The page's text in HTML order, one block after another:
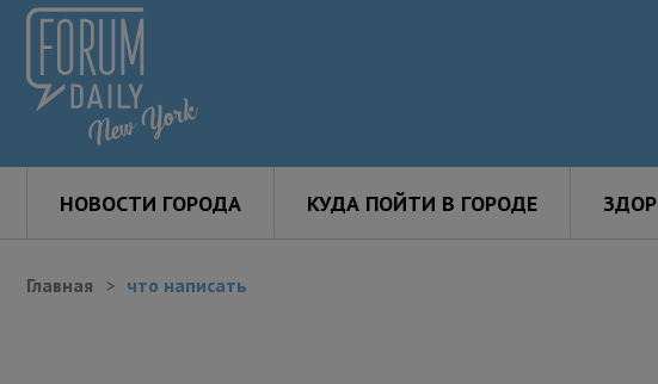
НОВОСТИ ГОРОДА КУДА ПОЙТИ В ГОРОДЕ
Главная что написать